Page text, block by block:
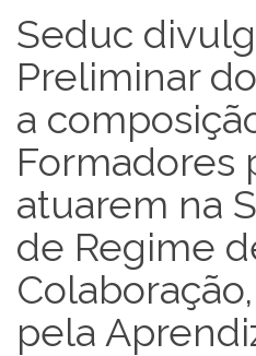
Seduc
Preliminar
a
Formadores
atuarem na
de Regime
pela